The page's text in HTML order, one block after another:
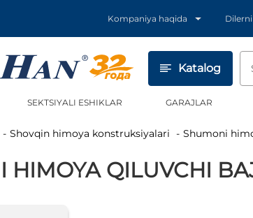
Kompaniya haqida
Katalog
SEKTSIYALI ESHIKLAR GARAJLAR
Shovqin himoya konstruksiyalari Shumoni
HIMOYA QILUVCHI